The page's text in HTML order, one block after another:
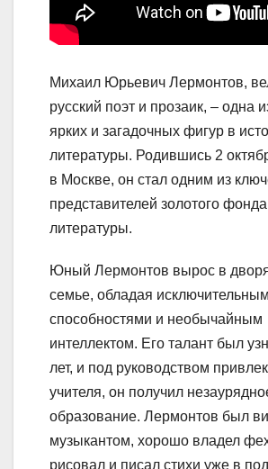
Михаил Юрьевич Лермонтов,
русский поэт и прозаик, – одна
ярких и загадочных фигур в
литературы. Родившись 2
в Москве, он стал одним из
представителей золотого
литературы.
Юный Лермонтов вырос в
семье, обладая
способностями и необычайным
интеллектом. Его талант был
лет, и под руководством
учителя, он получил
образование. Лермонтов был
музыкантом, хорошо владел
рисовал и писал стихи уже в